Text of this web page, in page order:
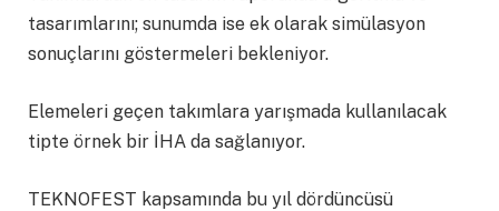
tasarımlarını; sunumda ise ek olarak simülasyon
sonuçlarını göstermeleri bekleniyor.
Elemeleri geçen takımlara yarışmada kullanılacak
tipte örnek bir İHA da sağlanıyor.
TEKNOFEST kapsamında bu yıl dördüncüsü